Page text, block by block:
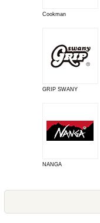
Cookman
GRIP SWANY
NANGA